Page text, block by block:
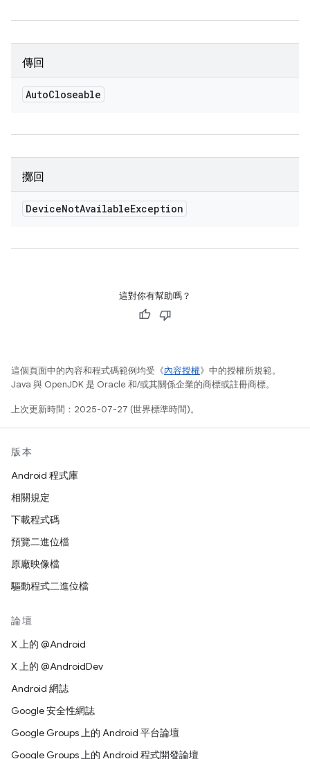
傳回
AutoCloseable
擲回
DeviceNotAvailableException
這對你有幫助嗎？
這個頁面中的內容和程式碼範例均受《內容授權》中的授權所規範。
Java 與 OpenJDK 是 Oracle 和/或其關係企業的商標或註冊商標。
上次更新時間：2025-07-27 (世界標準時間)。
版本
Android 程式庫
相關規定
下載程式碼
預覽二進位檔
原廠映像檔
驅動程式二進位檔
論壇
X 上的 @Android
X 上的 @AndroidDev
Android 網誌
Google 安全性網誌
Google Groups 上的 Android 平台論壇
Google Groups 上的 Android 程式開發論壇